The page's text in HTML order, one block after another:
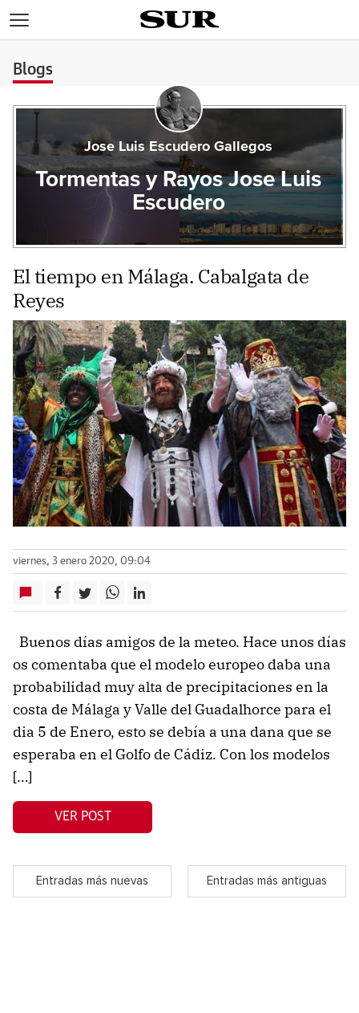
Blogs
Jose Luis Escudero Gallegos
Tormentas y Rayos Jose Luis
Escudero
El tiempo en Málaga. Cabalgata de
Reyes
viernes, 3 enero 2020, 09:04
Buenos días amigos de la meteo. Hace unos días
os comentaba que el modelo europeo daba una
probabilidad muy alta de precipitaciones en la
costa de Málaga y Valle del Guadalhorce para el
dia 5 de Enero, esto se debía a una dana que se
esperaba en el Golfo de Cádiz. Con los modelos
[…]
VER POST
Entradas más nuevas Entradas más antiguas